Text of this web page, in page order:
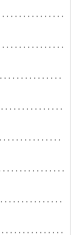
. . . . . . . . . . . . .
. . . . . . . . . . . . .
. . . . . . . . . . . . .
. . . . . . . . . . . . .
. . . . . . . . . . . . .
. . . . . . . . . . . . .
. . . . . . . . . . . . .
. . . . . . . . . . . . .